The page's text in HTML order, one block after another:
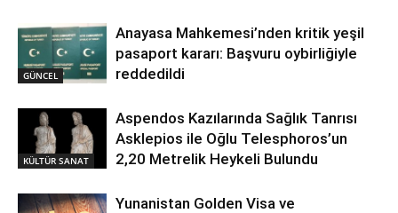
GÜNCEL
Anayasa Mahkemesi’nden kritik yeşil
pasaport kararı: Başvuru oybirliğiyle
reddedildi
KÜLTÜR SANAT
Aspendos Kazılarında Sağlık Tanrısı
Asklepios ile Oğlu Telesphoros’un
2,20 Metrelik Heykeli Bulundu
Yunanistan Golden Visa ve